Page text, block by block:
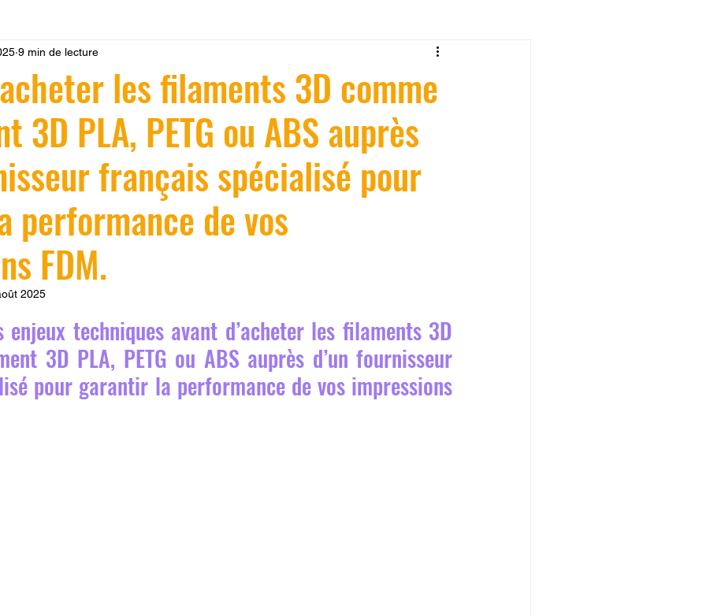
Formation
l'impression 3D CPF impression 3D à la demande Formation 3D en ligne.
une piece en 3D Filament PETG Filament ABS
les filaments 3D comme
3D PLA, PETG ou ABS auprès
français spécialisé pour
performance de vos
FDM.
9 min de lecture
2025
enjeux techniques avant d’acheter les filaments 3D
3D PLA, PETG ou ABS auprès d’un fournisseur
pour garantir la performance de vos impressions